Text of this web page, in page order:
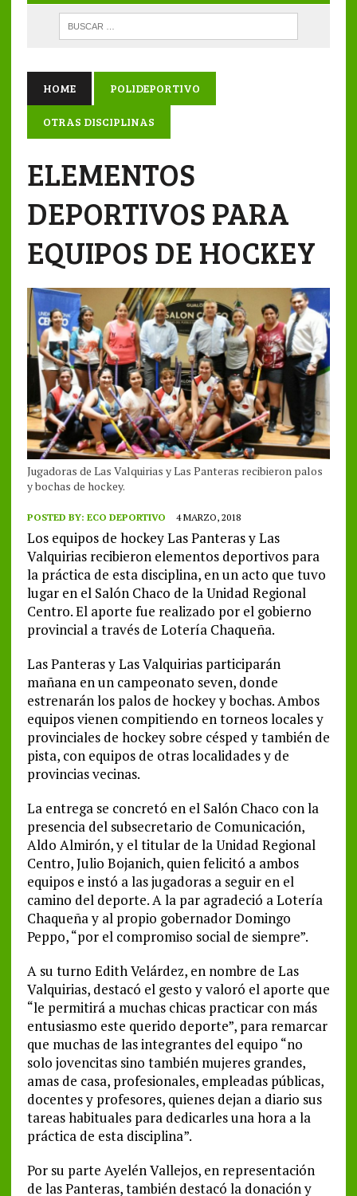
HOME POLIDEPORTIVO
OTRAS DISCIPLINAS
ELEMENTOS
DEPORTIVOS PARA
EQUIPOS DE HOCKEY
Jugadoras de Las Valquirias y Las Panteras recibieron palos
y bochas de hockey.
POSTED BY: ECO DEPORTIVO 4 MARZO, 2018
Los equipos de hockey Las Panteras y Las
Valquirias recibieron elementos deportivos para
la práctica de esta disciplina, en un acto que tuvo
lugar en el Salón Chaco de la Unidad Regional
Centro. El aporte fue realizado por el gobierno
provincial a través de Lotería Chaqueña.
Las Panteras y Las Valquirias participarán
mañana en un campeonato seven, donde
estrenarán los palos de hockey y bochas. Ambos
equipos vienen compitiendo en torneos locales y
provinciales de hockey sobre césped y también de
pista, con equipos de otras localidades y de
provincias vecinas.
La entrega se concretó en el Salón Chaco con la
presencia del subsecretario de Comunicación,
Aldo Almirón, y el titular de la Unidad Regional
Centro, Julio Bojanich, quien felicitó a ambos
equipos e instó a las jugadoras a seguir en el
camino del deporte. A la par agradeció a Lotería
Chaqueña y al propio gobernador Domingo
Peppo, “por el compromiso social de siempre”.
A su turno Edith Velárdez, en nombre de Las
Valquirias, destacó el gesto y valoró el aporte que
“le permitirá a muchas chicas practicar con más
entusiasmo este querido deporte”, para remarcar
que muchas de las integrantes del equipo “no
solo jovencitas sino también mujeres grandes,
amas de casa, profesionales, empleadas públicas,
docentes y profesores, quienes dejan a diario sus
tareas habituales para dedicarles una hora a la
práctica de esta disciplina”.
Por su parte Ayelén Vallejos, en representación
de las Panteras, también destacó la donación y